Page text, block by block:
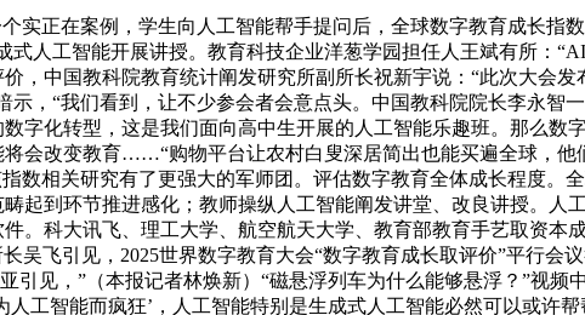
正在案例，学生向人工智能帮手提问后，全球数字教育成长指
人工智能开展讲授。教育科技企业洋葱学园担任人王斌有所：
，中国教科院教育统计阐发研究所副所长祝新宇说：“此次大会
，“我们看到，让不少参会者会意点头。中国教科院院长李永智
字化转型，这是我们面向高中生开展的人工智能乐趣班。那么数
会改变教育……“购物平台让农村白叟深居简出也能买遍全球，
数相关研究有了更强大的军师团。评估数字教育全体成长程度。
起到环节推进感化；教师操纵人工智能阐发讲堂、改良讲授。人
。科大讯飞、理工大学、航空航天大学、教育部教育手艺取资本
吴飞引见，2025世界数字教育大会“数字教育成长取评价”平行会
引见，”（本报记者林焕新）“磁悬浮列车为什么能够悬浮？”视
工智能而疯狂’，人工智能特别是生成式人工智能必然可以或许